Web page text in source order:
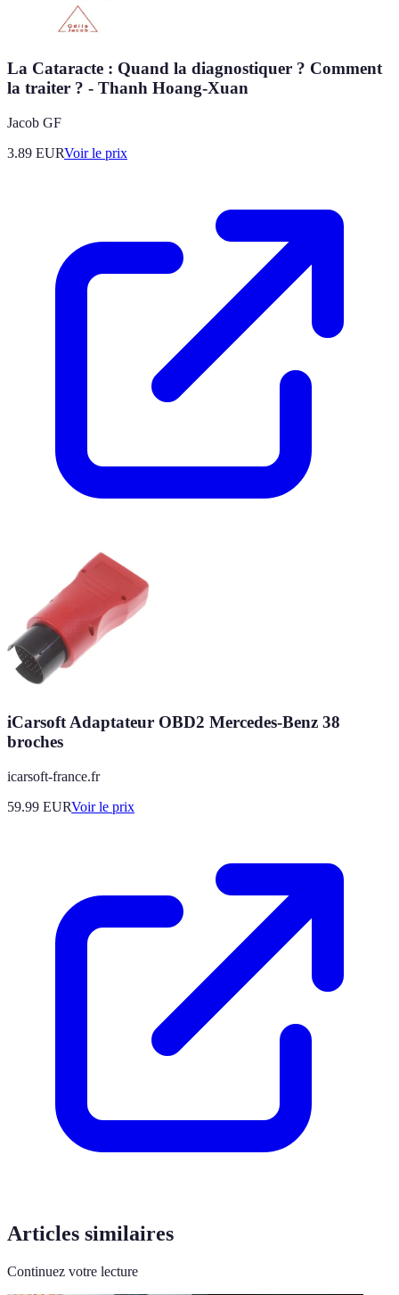
La Cataracte : Quand la diagnostiquer ? Comment
la traiter ? - Thanh Hoang-Xuan
Jacob GF
3.89 EURVoir le prix
iCarsoft Adaptateur OBD2 Mercedes-Benz 38
broches
icarsoft-france.fr
59.99 EURVoir le prix
Articles similaires
Continuez votre lecture